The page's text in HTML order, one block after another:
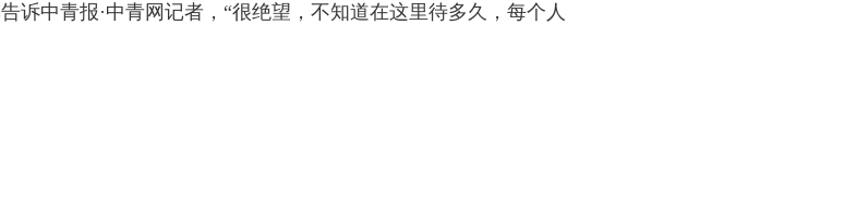
中青报·中青网记者，“很绝望，不知道在这里待多久，每个人